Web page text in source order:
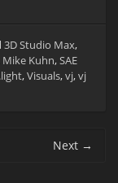
3D Studio Max,
Mike Kuhn,SAE
,Visuals,vj,vj
Next →